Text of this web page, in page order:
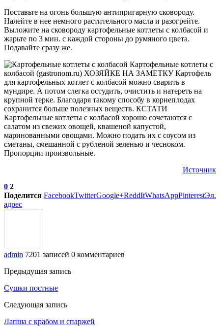
Поставьте на огонь большую антипригарную сковороду.
Налейте в нее немного растительного масла и разогрейте.
Выложите на сковороду картофельные котлеты с колбасой и
жарьте по 3 мин. с каждой стороны до румяного цвета.
Подавайте сразу же.
Картофельные котлеты с
колбасой (gastronom.ru) ХОЗЯЙКЕ НА ЗАМЕТКУ Картофель
для картофельных котлет с колбасой можно сварить в
мундире. А потом слегка остудить, очистить и натереть на
крупной терке. Благодаря такому способу в корнеплодах
сохранится больше полезных веществ. КСТАТИ
Картофельные котлеты с колбасой хорошо сочетаются с
салатом из свежих овощей, квашеной капустой,
маринованными овощами. Можно подать их с соусом из
сметаны, смешанной с рубленой зеленью и чесноком.
Пропорции произвольные.
Источник
0 2
Поделится FacebookTwitterGoogle+ReddItWhatsAppPinterestЭл.
адрес
admin 7201 записей 0 комментариев
Предыдущая запись
Сушки постные
Следующая запись
Лапша с крабом и спаржей